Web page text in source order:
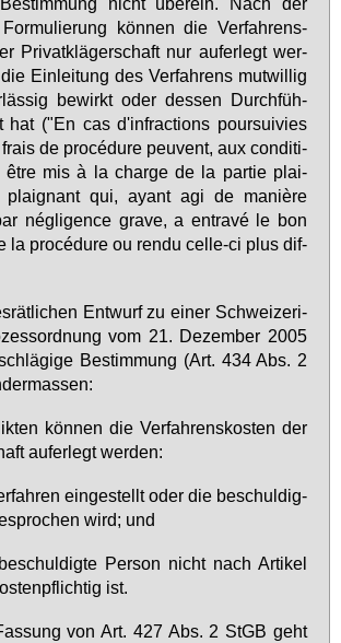
kön­nen die Ver­fah­rens­
Pri­vat­klä­ger­schaft nur auf­er­legt wer­
Ein­lei­tung des Ver­fah­rens mut­wil­lig
be­wirkt oder des­sen Durch­füh­
hat ("En cas d'in­frac­tions pour­sui­vies
de procédu­re peu­vent, aux con­di­ti­
être mis à la char­ge de la par­tie plai­
qui, ayant agi de ma­nière
négli­gence gra­ve, a ent­ravé le bon
la procédu­re ou ren­du cel­le-ci plus dif­
Ent­wurf zu ei­ner Schwei­ze­ri­
vom 21. De­zem­ber 2005
Be­stim­mung (Art. 434 Abs. 2
kön­nen die Ver­fah­rens­kos­ten der
auf­er­legt wer­den:
ein­ge­stellt oder die be­schul­dig­
wird; und
Per­son nicht nach Ar­ti­kel
ist.
von Art. 427 Abs. 2 StGB geht